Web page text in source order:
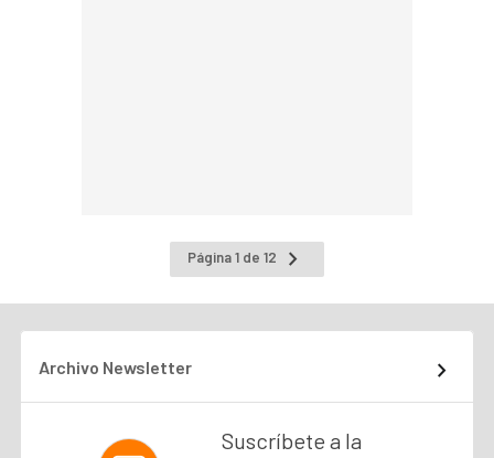
Página 1 de 12
a
Archivo Newsletter
Suscríbete a la